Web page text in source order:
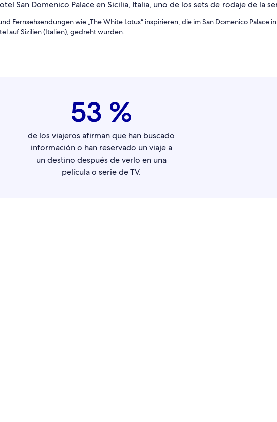
Fernsehsendungen wie „The White Lotus“ inspirieren, die im San Domenico Palace in
auf Sizilien (Italien), gedreht wurden.
53 %
de los viajeros afirman que han buscado
información o han reservado un viaje a
un destino después de verlo en una
película o serie de TV.